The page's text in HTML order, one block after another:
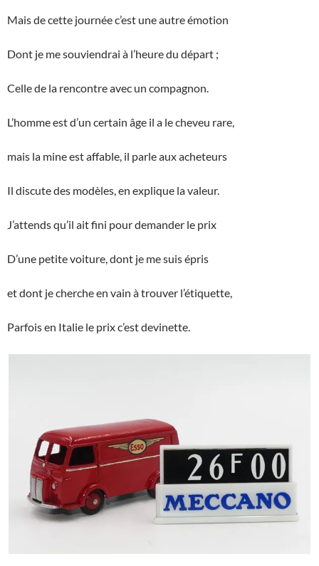
Mais de cette journée c’est une autre émotion
Dont je me souviendrai à l’heure du départ ;
Celle de la rencontre avec un compagnon.
L’homme est d’un certain âge il a le cheveu rare,
mais la mine est affable, il parle aux acheteurs
Il discute des modèles, en explique la valeur.
J’attends qu’il ait fini pour demander le prix
D’une petite voiture, dont je me suis épris
et dont je cherche en vain à trouver l’étiquette,
Parfois en Italie le prix c’est devinette.